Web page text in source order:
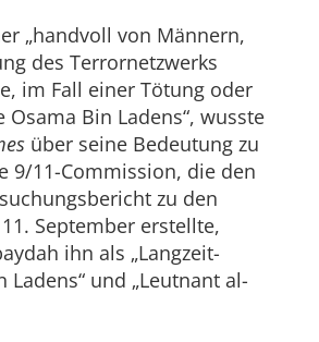
„handvoll von Männern,
des Terrornetzwerks
im Fall einer Tötung oder
Osama Bin Ladens“, wusste
über seine Bedeutung zu
9/11-Commission, die den
zu den
September erstellte,
ihn als „Langzeit-
Ladens“ und „Leutnant al-